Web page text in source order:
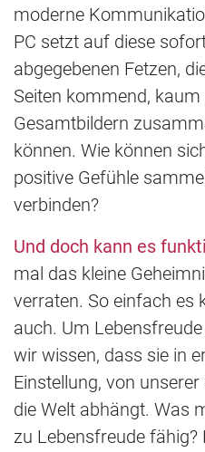
moderne
PC setzt auf diese
abgegebenen Fetzen,
Seiten kommend,
Gesamtbildern
können. Wie können
positive Gefühle
verbinden?
Und doch kann es
mal das kleine
verraten. So einfach es
auch. Um
wir wissen, dass sie in
Einstellung, von
die Welt abhängt. Was
zu Lebensfreude